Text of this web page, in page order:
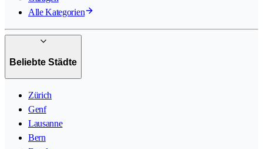
Alle Kategorien
Beliebte Städte
Zürich
Genf
Lausanne
Bern